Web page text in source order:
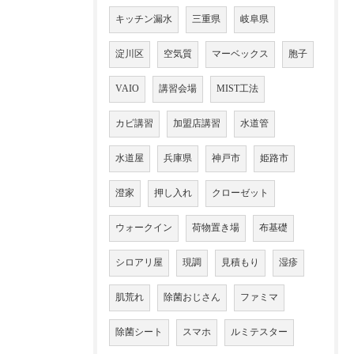
キッチン漏水 三重県 岐阜県
淀川区 空気質 マーベックス 胞子
VAIO 講習会場 MIST工法
カビ講習 加盟店講習 水道管
水道屋 兵庫県 神戸市 姫路市
澄家 押し入れ クローゼット
ウォークイン 荷物置き場 布基礎
シロアリ屋 現調 見積もり 湿疹
肌荒れ 除菌おじさん ファミマ
除菌シート スマホ ルミテスター